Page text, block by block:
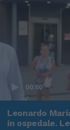
00:00
Leonardo
in ospedale.